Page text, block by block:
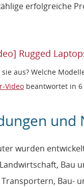
erfolgreiche
aus? Welche
Video beantwortet in
und
wurden
Bau
Bau-